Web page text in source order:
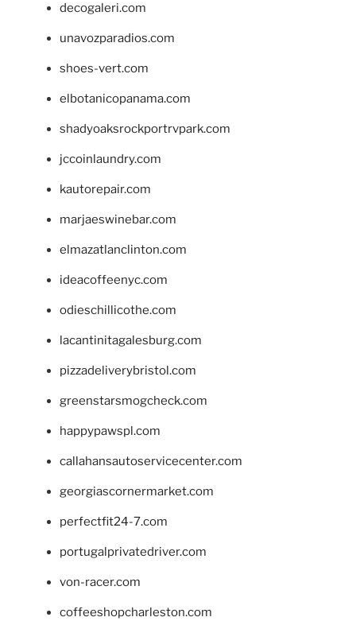
decogaleri.com
unavozparadios.com
shoes-vert.com
elbotanicopanama.com
shadyoaksrockportrvpark.com
jccoinlaundry.com
kautorepair.com
marjaeswinebar.com
elmazatlanclinton.com
ideacoffeenyc.com
odieschillicothe.com
lacantinitagalesburg.com
pizzadeliverybristol.com
greenstarsmogcheck.com
happypawspl.com
callahansautoservicecenter.com
georgiascornermarket.com
perfectfit24-7.com
portugalprivatedriver.com
von-racer.com
coffeeshopcharleston.com